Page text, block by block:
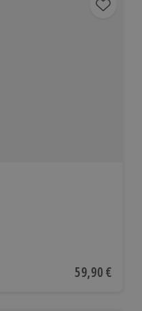
Aktueller
59,90 €